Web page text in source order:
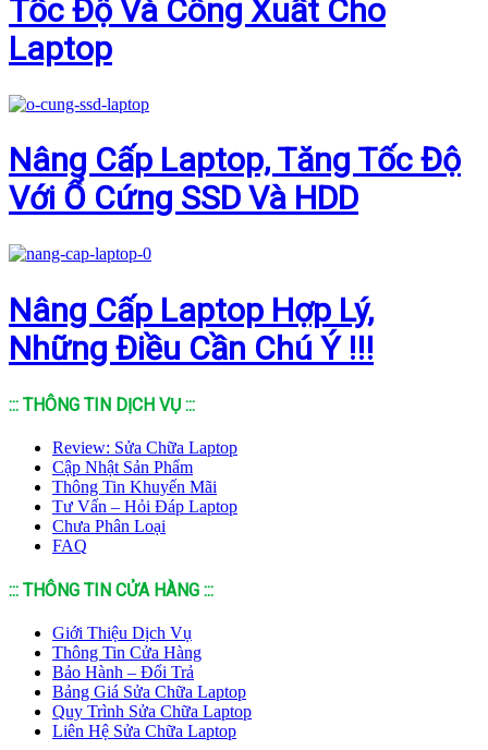
Tốc Độ Và Công Xuất Cho
Laptop
Nâng Cấp Laptop, Tăng Tốc Độ
Với Ổ Cứng SSD Và HDD
Nâng Cấp Laptop Hợp Lý,
Những Điều Cần Chú Ý !!!
::: THÔNG TIN DỊCH VỤ :::
Review: Sửa Chữa Laptop
Cập Nhật Sản Phẩm
Thông Tin Khuyến Mãi
Tư Vấn – Hỏi Đáp Laptop
Chưa Phân Loại
FAQ
::: THÔNG TIN CỬA HÀNG :::
Giới Thiệu Dịch Vụ
Thông Tin Cửa Hàng
Bảo Hành – Đổi Trả
Bảng Giá Sửa Chữa Laptop
Quy Trình Sửa Chữa Laptop
Liên Hệ Sửa Chữa Laptop